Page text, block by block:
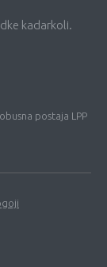
kadarkoli.
postaja LPP